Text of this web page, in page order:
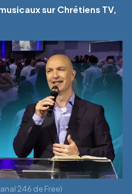
sur Chrétiens TV,
246 de Free)